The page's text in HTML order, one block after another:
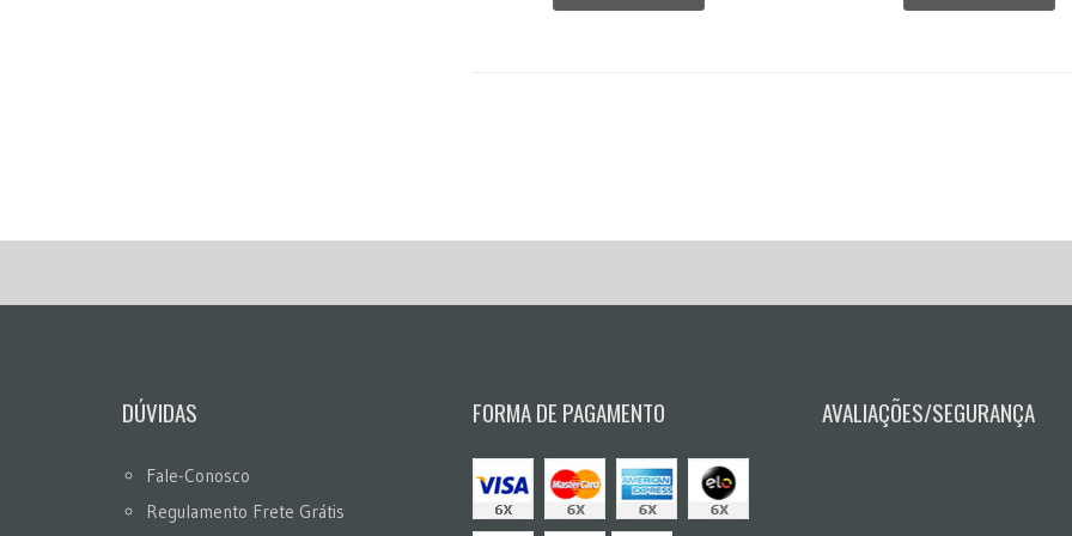
DÚVIDAS
Fale-Conosco
Regulamento Frete Grátis
FORMA DE PAGAMENTO AVALIAÇÕES/SEGURANÇA